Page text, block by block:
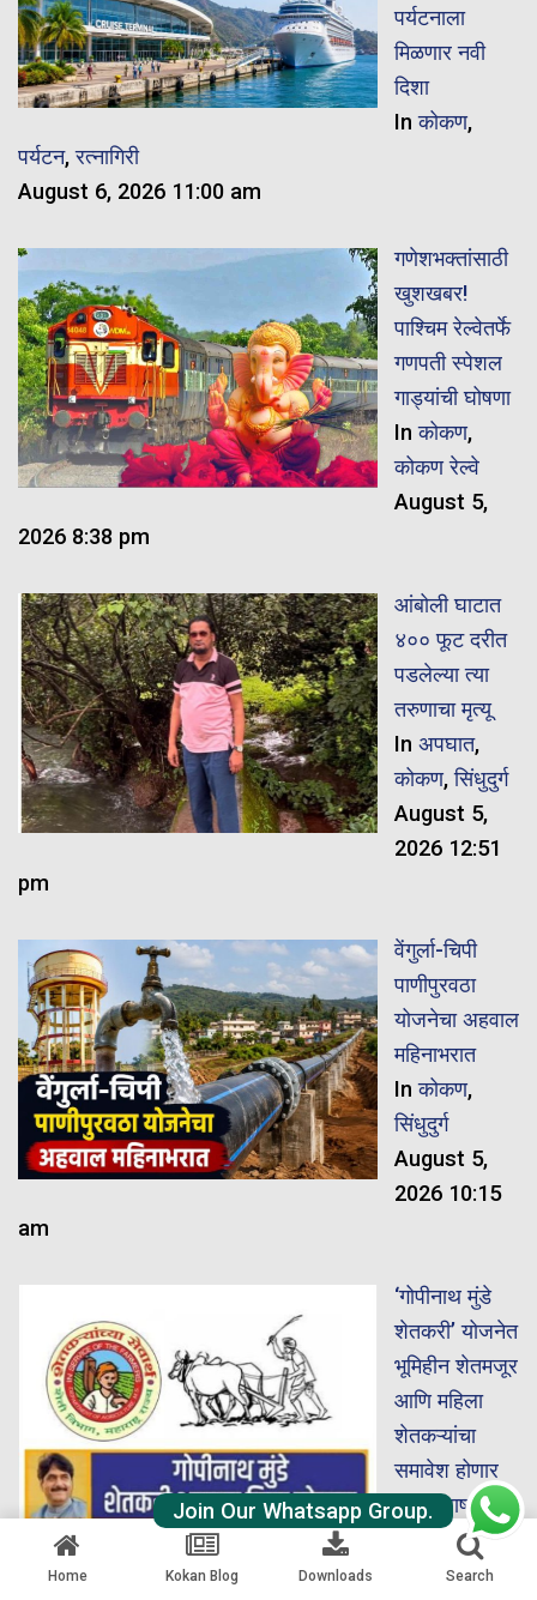
पर्यटनाला
मिळणार नवी
दिशा
Inकोकण,
पर्यटन,रत्नागिरी
August 6, 2026 11:00 am
गणेशभक्तांसाठी
खुशखबर!
पाश्चिम रेल्वेतर्फे
गणपती स्पेशल
गाड्यांची घोषणा
Inकोकण,
कोकण रेल्वे
August 5,
2026 8:38 pm
आंबोली घाटात
४०० फूट दरीत
पडलेल्या त्या
तरुणाचा मृत्यू
In अपघात,
कोकण,सिंधुदुर्ग
August 5,
2026 12:51
pm
वेंगुर्ला-चिपी
पाणीपुरवठा
योजनेचा अहवाल
महिनाभरात
Inकोकण,
सिंधुदुर्ग
August 5,
2026 10:15
am
‘गोपीनाथ मुंडे
शेतकरी’ योजनेत
भूमिहीन शेतमजूर
आणि महिला
शेतकऱ्यांचा
समावेश होणार
Inमहाराष्ट्र
August 5,
2026 9:39 am
Home Kokan Blog Downloads Search
Join Our Whatsapp Group.